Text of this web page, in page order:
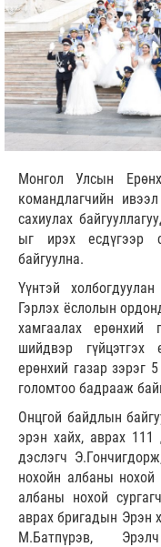
Монгол Улсын
командлагчийн
сахиулах
ыг ирэх есдүгээр
байгуулна.
Үүнтэй
Гэрлэх ёслолын
хамгаалах ерөнхий
шийдвэр гүйцэтгэх
ерөнхий газар зэрэг
голомтоо бадрааж
Онцгой байдлын
эрэн хайх, аврах 111
дэслэгч
нохойн албаны нохой
албаны нохой
аврах бригадын Эрэн
М.Батпүрэв,